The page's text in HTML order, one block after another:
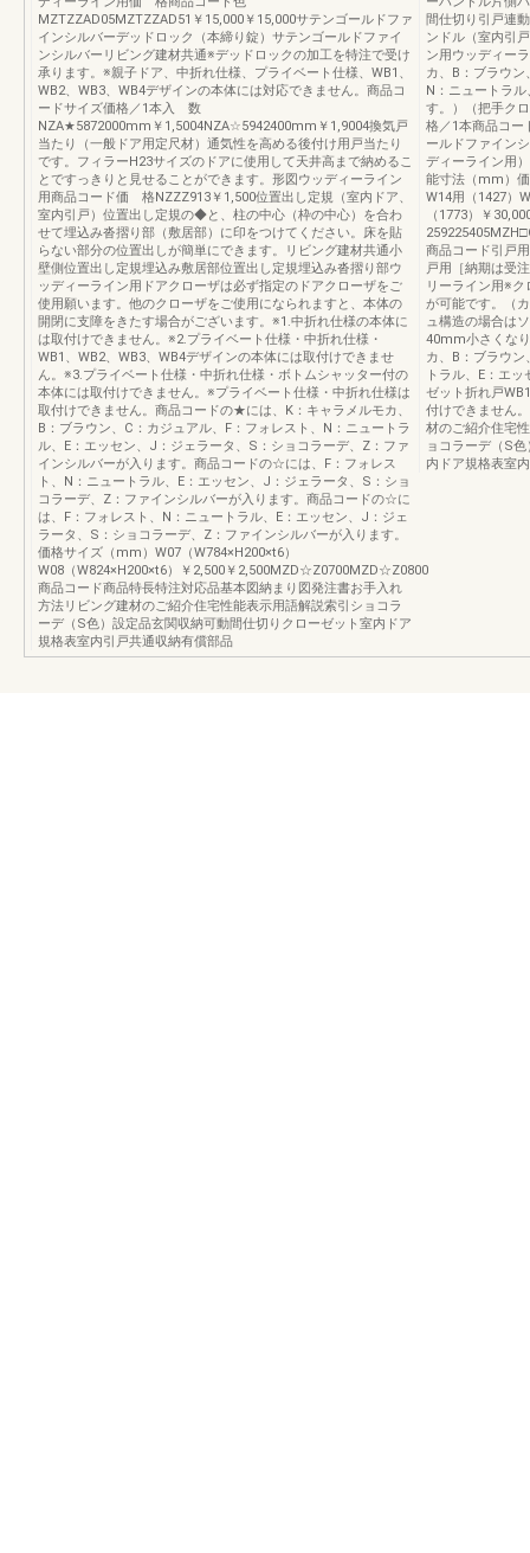
MZTZZAD05MZTZZAD51￥15,000￥15,000サテンゴールドファ
インシルバーデッドロック（本締り錠）サテンゴールドファイ
ンシルバーリビング建材共通※デッドロックの加工を特注で受け
承ります。※親子ドア、中折れ仕様、プライベート仕様、WB1、
WB2、WB3、WB4デザインの本体には対応できません。商品コ
ードサイズ価格／1本入 数
NZA★5872000mm￥1,5004NZA☆5942400mm￥1,9004換気戸
当たり（一般ドア用定尺材）通気性を高める後付け用戸当たり
です。フィラーH23サイズのドアに使用して天井高まで納めるこ
とですっきりと見せることができます。形図ウッディーライン
用商品コード価 格NZZZ913￥1,500位置出し定規（室内ドア、
室内引戸）位置出し定規の◆と、柱の中心（枠の中心）を合わ
せて埋込み沓摺り部（敷居部）に印をつけてください。床を貼
らない部分の位置出しが簡単にできます。リビング建材共通小
壁側位置出し定規埋込み敷居部位置出し定規埋込み沓摺り部ウ
ッディーライン用ドアクローザは必ず指定のドアクローザをご
使用願います。他のクローザをご使用になられますと、本体の
開閉に支障をきたす場合がございます。※1.中折れ仕様の本体に
は取付けできません。※2.プライベート仕様・中折れ仕様・
WB1、WB2、WB3、WB4デザインの本体には取付けできませ
ん。※3.プライベート仕様・中折れ仕様・ボトムシャッター付の
本体には取付けできません。※プライベート仕様・中折れ仕様は
取付けできません。商品コードの★には、K：キャラメルモカ、
B：ブラウン、C：カジュアル、F：フォレスト、N：ニュートラ
ル、E：エッセン、J：ジェラータ、S：ショコラーデ、Z：ファ
インシルバーが入ります。商品コードの☆には、F：フォレス
ト、N：ニュートラル、E：エッセン、J：ジェラータ、S：ショ
コラーデ、Z：ファインシルバーが入ります。商品コードの☆に
は、F：フォレスト、N：ニュートラル、E：エッセン、J：ジェ
ラータ、S：ショコラーデ、Z：ファインシルバーが入ります。
価格サイズ（mm）W07（W784×H200×t6）
W08（W824×H200×t6）￥2,500￥2,500MZD☆Z0700MZD☆Z0800
商品コード商品特長特注対応品基本図納まり図発注書お手入れ
方法リビング建材のご紹介住宅性能表示用語解説索引ショコラ
ーデ（S色）設定品玄関収納可動間仕切りクローゼット室内ドア
規格表室内引戸共通収納有償部品
間仕切り引戸連
ンドル（室内引
ン用ウッディー
カ、B：ブラウ
N：ニュートラ
す。）（把手ク
格／1本商品コー
ールドファイン
ディーライン用
能寸法（mm）
W14用（1427）
（1773）￥
商品コード引戸
戸用［納期は受
リーライン用※
が可能です。（
ュ構造の場合は
40mm小さくな
カ、B：ブラウ
トラル、E：エ
ゼット折れ戸
付けできません
材のご紹介住宅
ョコラーデ（S
内ドア規格表室